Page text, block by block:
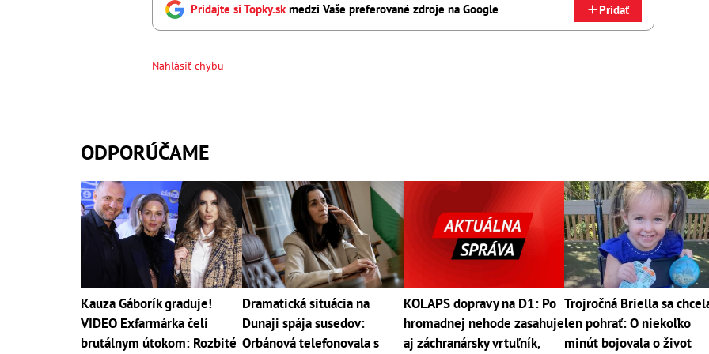
Pridajte si Topky.skmedzi Vaše preferované zdroje na Google Pridať
Nahlásiť chybu
ODPORÚČAME
Kauza Gáborík graduje!
VIDEO Exfarmárka čelí
brutálnym útokom: Rozbité
Dramatická situácia na
Dunaji spája susedov:
Orbánová telefonovala s
KOLAPS dopravy na D1: Po
hromadnej nehode zasahuje
aj záchranársky vrtuľník,
Trojročná Briella sa
len pohrať: O niekoľko
minút bojovala o život